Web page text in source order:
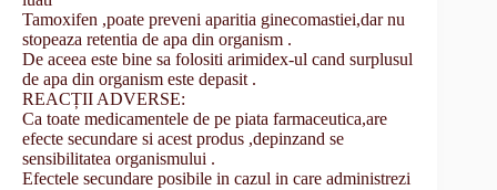
Tamoxifen ,poate preveni aparitia ginecomastiei,dar nu
stopeaza retentia de apa din organism .
De aceea este bine sa folositi arimidex-ul cand surplusul
de apa din organism este depasit .
REACȚII ADVERSE:
Ca toate medicamentele de pe piata farmaceutica,are
efecte secundare si acest produs ,depinzand se
sensibilitatea organismului .
Efectele secundare posibile in cazul in care administrezi